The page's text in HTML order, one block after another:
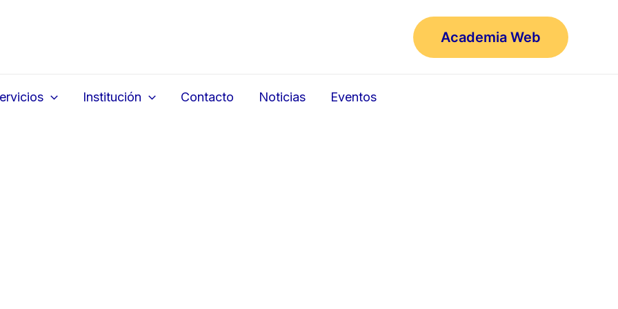
Academia Web
Institución Contacto Noticias Eventos